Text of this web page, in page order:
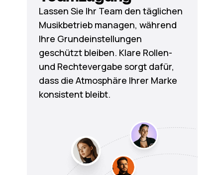
Lassen Sie Ihr Team den täglichen
Musikbetrieb managen, während
Ihre Grundeinstellungen
geschützt bleiben. Klare Rollen-
und Rechtevergabe sorgt dafür,
dass die Atmosphäre Ihrer Marke
konsistent bleibt.